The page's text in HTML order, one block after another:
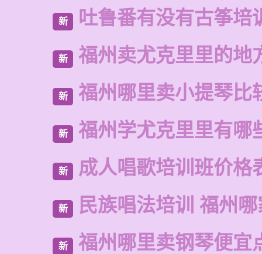
新 吐鲁番有没有古筝培
新 福州卖尤克里里的地
新 福州哪里卖小提琴比
新 福州学尤克里里有哪
新 成人唱歌培训班价格
新 民族唱法培训 福州
新 福州哪里卖钢琴便宜